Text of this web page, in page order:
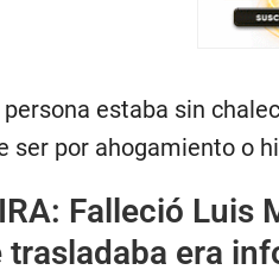
persona estaba sin
ser por ahogamiento o
Falleció Luis
trasladaba era